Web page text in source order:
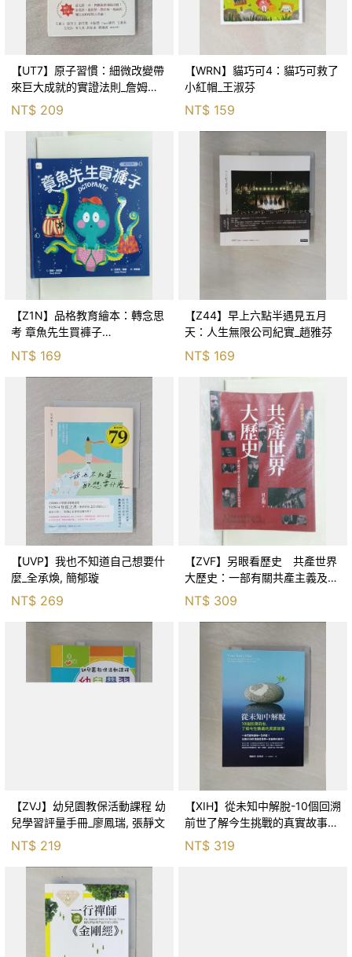
【UT7】原子習慣：細微改變帶
來巨大成就的實證法則_詹姆斯‧
克利爾, 蔡世偉
NT$ 209
【WRN】貓巧可4：貓巧可救了
小紅帽_王淑芬
NT$ 159
【Z1N】品格教育繪本：轉念思
考 章魚先生買褲子
(Octopants)_蘇西‧西尼爾, 黃筱
茵
NT$ 169
【Z44】早上六點半遇見五月
天：人生無限公司紀實_趙雅芬
NT$ 169
【UVP】我也不知道自己想要什
麼_全承煥, 簡郁璇
NT$ 269
【ZVF】另眼看歷史 共產世界
大歷史：一部有關共產主義及共
產黨兩百年的興衰史_呂正理
NT$ 309
【ZVJ】幼兒園教保活動課程 幼
兒學習評量手冊_廖鳳瑞, 張靜文
NT$ 219
【XIH】從未知中解脫-10個回溯
前世了解今生挑戰的真實故事_
羅伯特．舒
NT$ 319